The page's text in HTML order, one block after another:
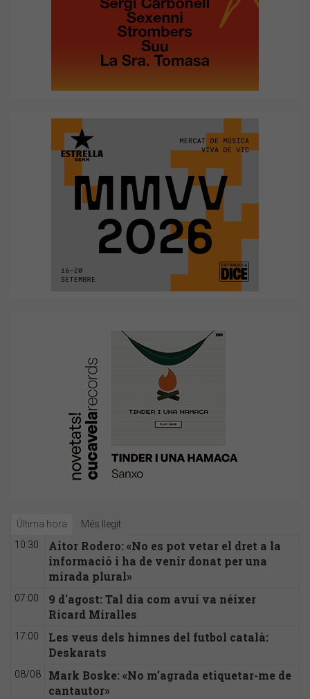
Última hora Més llegit
10:30
Aitor Rodero: «No es pot vetar el dret a la
informació i ha de venir donat per una
mirada plural»
07:00
9 d'agost: Tal dia com avui va néixer
Ricard Miralles
17:00
Les veus dels himnes del futbol català:
Deskarats
08/08
Mark Boske: «No m’agrada etiquetar-me de
cantautor»